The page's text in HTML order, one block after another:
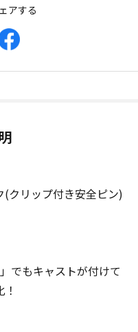
アする
クリップ付き安全ピン)
でもキャストが付けて